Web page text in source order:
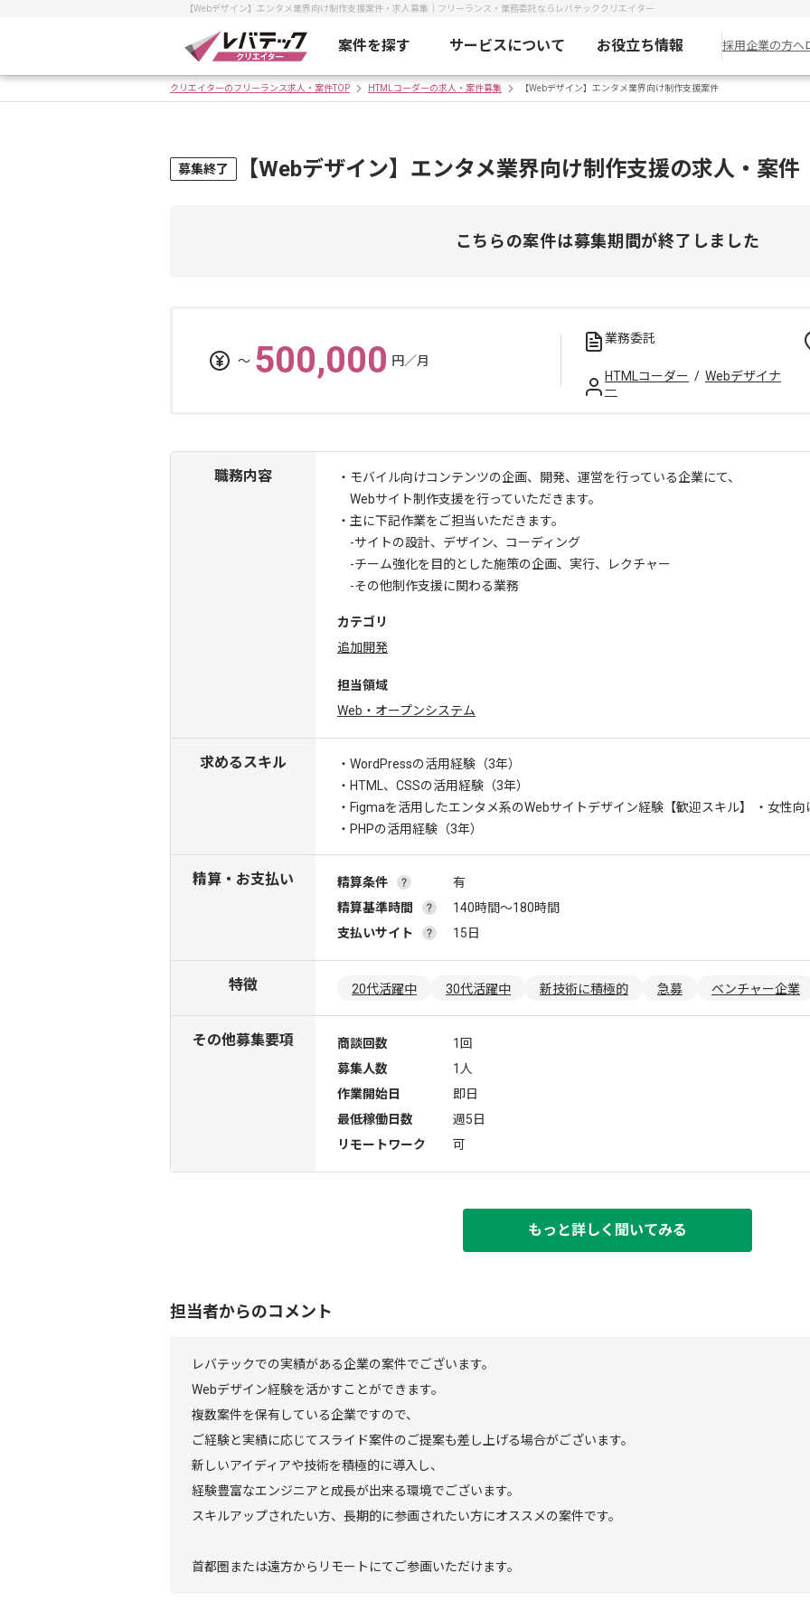
【Webデザイン】エンタメ業界向け制作支援案件・求人募集｜フリーランス・業務委託ならレバテッククリエイター
案件を探す サービスについて お役立ち情報 採用企業の方へ
クリエイターのフリーランス求人・案件TOP HTMLコーダーの求人・案件募集 【Webデザイン】エンタメ業界向け制作支援案件
募集終了 【Webデザイン】エンタメ業界向け制作支援の求人・案件
こちらの案件は募集期間が終了しました
〜 500,000 円／月
業務委託
HTMLコーダー / Webデザイナ
ー
職務内容
・モバイル向けコンテンツの企画、開発、運営を行っている企業にて、
Webサイト制作支援を行っていただきます。
・主に下記作業をご担当いただきます。
-サイトの設計、デザイン、コーディング
-チーム強化を目的とした施策の企画、実行、レクチャー
-その他制作支援に関わる業務
カテゴリ
追加開発
担当領域
Web・オープンシステム
求めるスキル
・WordPressの活用経験（3年）
・HTML、CSSの活用経験（3年）
・Figmaを活用したエンタメ系のWebサイトデザイン経験 【歓迎スキル】 ・女性
・PHPの活用経験（3年）
精算・お支払い 精算条件
有
精算基準時間
140時間〜180時間
支払いサイト
15日
特徴 20代活躍中 30代活躍中 新技術に積極的 急募 ベンチャー企業
その他募集要項 商談回数
1回
募集人数
1人
作業開始日
即日
最低稼働日数
週5日
リモートワーク
可
もっと詳しく聞いてみる
担当者からのコメント
レバテックでの実績がある企業の案件でございます。
Webデザイン経験を活かすことができます。
複数案件を保有している企業ですので、
ご経験と実績に応じてスライド案件のご提案も差し上げる場合がございます。
新しいアイディアや技術を積極的に導入し、
経験豊富なエンジニアと成長が出来る環境でございます。
スキルアップされたい方、長期的に参画されたい方にオススメの案件です。
首都圏または遠方からリモートにてご参画いただけます。